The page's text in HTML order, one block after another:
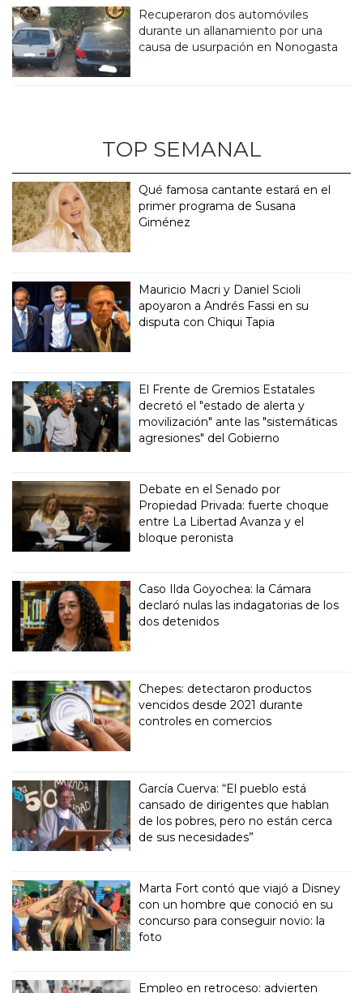
Recuperaron dos automóviles
durante un allanamiento por una
causa de usurpación en Nonogasta
TOP SEMANAL
Qué famosa cantante estará en el
primer programa de Susana
Giménez
Mauricio Macri y Daniel Scioli
apoyaron a Andrés Fassi en su
disputa con Chiqui Tapia
El Frente de Gremios Estatales
decretó el "estado de alerta y
movilización" ante las "sistemáticas
agresiones" del Gobierno
Debate en el Senado por
Propiedad Privada: fuerte choque
entre La Libertad Avanza y el
bloque peronista
Caso Ilda Goyochea: la Cámara
declaró nulas las indagatorias de los
dos detenidos
Chepes: detectaron productos
vencidos desde 2021 durante
controles en comercios
García Cuerva: “El pueblo está
cansado de dirigentes que hablan
de los pobres, pero no están cerca
de sus necesidades”
Marta Fort contó que viajó a Disney
con un hombre que conoció en su
concurso para conseguir novio: la
foto
Empleo en retroceso: advierten